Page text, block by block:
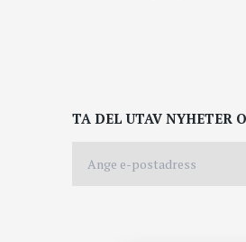
TA DEL UTAV NYHETER